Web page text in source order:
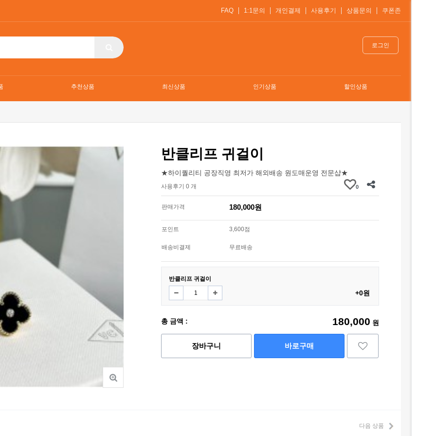
FAQ 1:1문의 개인결제 사용후기 상품문의 쿠폰존
로그인
추천상품 최신상품 인기상품 할인상품
반클리프 귀걸이
★하이퀄리티 공장직영 최저가 해외배송 원도매운영 전문샵★
사용후기 0 개 0
판매가격 180,000원
포인트 3,600점
배송비결제 무료배송
반클리프 귀걸이
+0원
총 금액 : 180,000 원
장바구니 바로구매
다음 상품